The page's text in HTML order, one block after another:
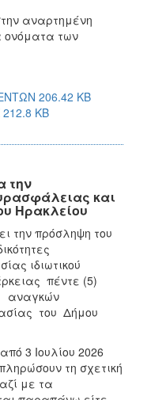
αναρτημένη
ονόματα των
206.42 KB
KB
την
και
Ηρακλείου
την πρόσληψη του
ιδιωτικού
πέντε (5)
αναγκών
του Δήμου
3 Ιουλίου 2026
τη σχετική
με τα